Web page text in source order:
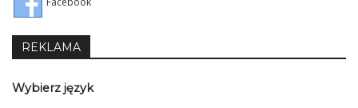
REKLAMA
Wybierz język